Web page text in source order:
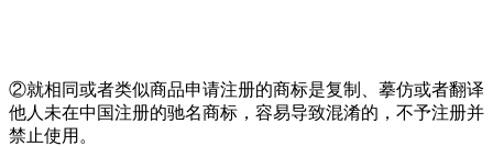
②就相同或者类似商品申请注册的商标是复制、摹仿或者翻译
他人未在中国注册的驰名商标，容易导致混淆的，不予注册并
禁止使用。